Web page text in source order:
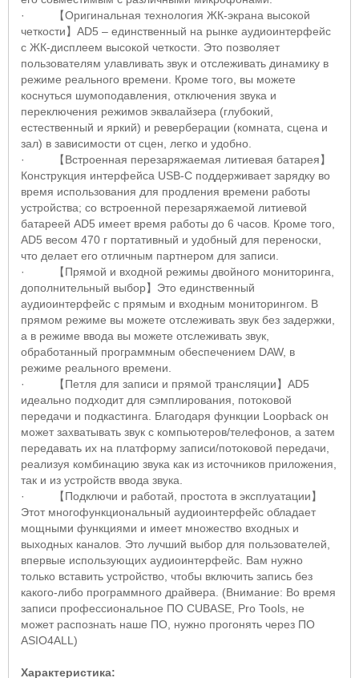
·
【Оригинальная технология ЖК-экрана высокой
четкости】AD5 – единственный на рынке аудиоинтерфейс
с ЖК-дисплеем высокой четкости.
Это позволяет
пользователям улавливать звук и отслеживать динамику в
режиме реального времени.
Кроме того, вы можете
коснуться шумоподавления, отключения звука и
переключения режимов эквалайзера (глубокий,
естественный и яркий) и реверберации (комната, сцена и
зал) в зависимости от сцен, легко и удобно.
·
【Встроенная перезаряжаемая литиевая батарея】
Конструкция интерфейса USB-C поддерживает зарядку во
время использования для продления времени работы
устройства; со встроенной перезаряжаемой литиевой
батареей AD5 имеет время работы до 6 часов. Кроме того,
AD5 весом 470 г портативный и удобный для переноски,
что делает его отличным партнером для записи.
·
【Прямой и входной режимы двойного мониторинга,
дополнительный выбор】 Это единственный
аудиоинтерфейс с прямым и входным мониторингом.
В
прямом режиме вы можете отслеживать звук без задержки,
а в режиме ввода вы можете отслеживать звук,
обработанный программным обеспечением DAW, в
режиме реального времени.
·
【Петля для записи и прямой трансляции】AD5
идеально подходит для сэмплирования, потоковой
передачи и подкастинга.
Благодаря функции Loopback он
может захватывать звук с компьютеров/телефонов, а затем
передавать их на платформу записи/потоковой передачи,
реализуя комбинацию звука как из источников приложения,
так и из устройств ввода звука.
·
【Подключи и работай, простота в эксплуатации】
Этот многофункциональный аудиоинтерфейс обладает
мощными функциями и имеет множество входных и
выходных каналов. Это лучший выбор для пользователей,
впервые использующих аудиоинтерфейс. Вам нужно
только вставить устройство, чтобы включить запись без
какого-либо программного драйвера.
(Внимание: Во время
записи профессиональное ПО CUBASE Pro Tools , не
может распознать наше ПО, нужно прогонять через ПО
ASIO4ALL )
Характеристика: